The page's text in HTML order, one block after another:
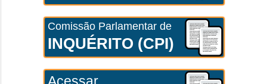
Comissão Parlamentar de
INQUÉRITO (CPI)